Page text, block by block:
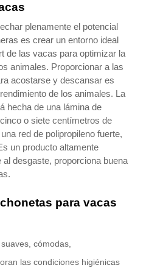
plenamente el potencial
es crear un entorno ideal
de las vacas para optimizar la
animales. Proporcionar a las
acostarse y descansar es
de los animales. La
hecha de una lámina de
o siete centímetros de
red de polipropileno fuerte,
un producto altamente
desgaste, proporciona buena
para vacas
cómodas,
las condiciones higiénicas